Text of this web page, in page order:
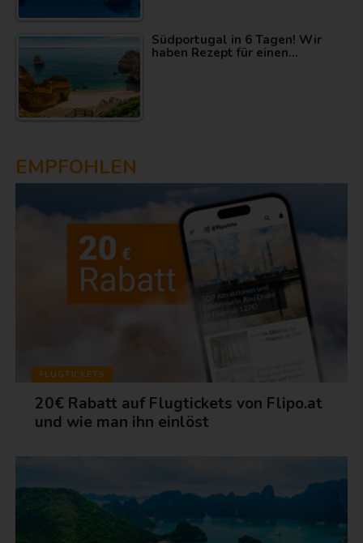
Südportugal in 6 Tagen! Wir
haben Rezept für einen…
EMPFOHLEN
FLUGTICKETS
20€ Rabatt auf Flugtickets von Flipo.at
und wie man ihn einlöst